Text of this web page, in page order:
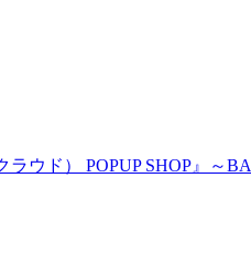
ラウド） POPUP SHOP』～